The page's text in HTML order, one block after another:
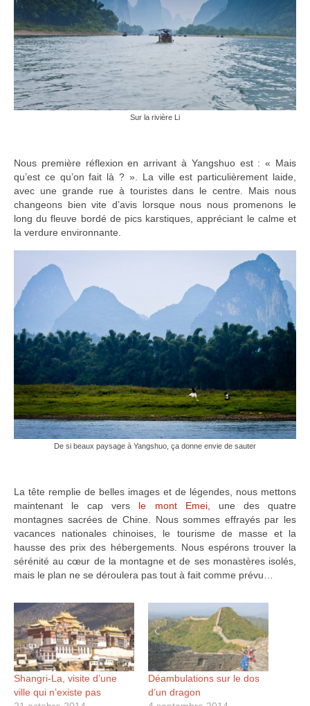
Sur la rivière Li
Nous première réflexion en arrivant à Yangshuo est : « Mais
qu’est ce qu’on fait là ? ». La ville est particulièrement laide,
avec une grande rue à touristes dans le centre. Mais nous
changeons bien vite d’avis lorsque nous nous promenons le
long du fleuve bordé de pics karstiques, appréciant le calme et
la verdure environnante.
De si beaux paysage à Yangshuo, ça donne envie de sauter
La tête remplie de belles images et de légendes, nous mettons
maintenant le cap vers le mont Emei, une des quatre
montagnes sacrées de Chine. Nous sommes effrayés par les
vacances nationales chinoises, le tourisme de masse et la
hausse des prix des hébergements. Nous espérons trouver la
sérénité au cœur de la montagne et de ses monastères isolés,
mais le plan ne se déroulera pas tout à fait comme prévu…
Shangri-La, visite d’une
ville qui n’existe pas
Déambulations sur le dos
d’un dragon